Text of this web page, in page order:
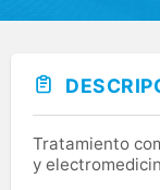
Tratamiento
y